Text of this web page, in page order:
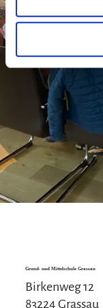
Grund- und Mittelschule Grassau
Birkenweg 12
83224 Grassau